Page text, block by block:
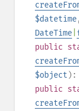
$datetime
DateTime
public
$object ):
public